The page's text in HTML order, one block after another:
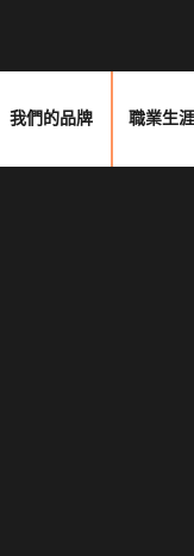
我們的品牌 職業生涯